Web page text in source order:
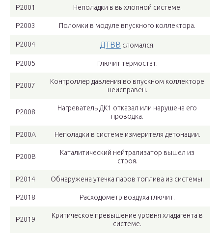
Р2001 Неполадки в выхлопной системе.
Р2003 Поломки в модуле впускного коллектора.
Р2004 ДТВВ сломался.
Р2005 Глючит термостат.
Р2007
Контроллер давления во впускном коллекторе
неисправен.
Р2008
Нагреватель ДК1 отказал или нарушена его
проводка.
Р200А Неполадки в системе измерителя детонации.
Р200В
Каталитический нейтрализатор вышел из
строя.
Р2014 Обнаружена утечка паров топлива из системы.
Р2018 Расходометр воздуха глючит.
Р2019
Критическое превышение уровня хладагента в
системе.